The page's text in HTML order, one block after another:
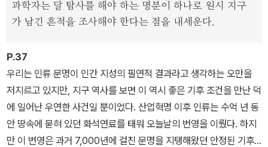
것이다.
과학자는 달 탐사를 해야 하는 명분이 하나로 원시 지구
가 남긴 흔적을 조사해야 한다는 점을 내세운다.
P.37
우리는 인류 문명이 인간 지성의 필연적 결과라고 생각하는 오만을
저지르고 있지만, 지구 역사를 보면 이 역시 좋은 기후 조건을 만난 덕
에 일어난 우연한 사건일 뿐이었다. 산업혁명 이후 인류는 수억 년 동
안 땅속에 묻혀 있던 화석연료를 태워 오늘날의 번영을 이뤘다. 하지
만 이 번영은 과거 7,000년에 걸친 문명을 지탱해왔던 안정된 기후